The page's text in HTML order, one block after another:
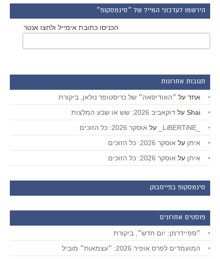
הירשמו לעדכוני המייל של ״סינמסקופ״
הכניסו כתובת אימייל ולחצו אנטר
תגובות אחרונות
אחד על ״האודיסאה״ של כריסטופר נולאן, ביקורת
Shai על דוקאביב 2026: שש או שבע המלצות
על אוסקר 2026: כל הזוכים
איתן על אוסקר 2026: כל הזוכים
איתן על אוסקר 2026: כל הזוכים
סינמסקופ בפייסבוק
פוסטים אחרונים
״ספיידרמן: יום חדש״, ביקורת
המועמדים לפרס אופיר 2026: ״עצמאות״ מוביל